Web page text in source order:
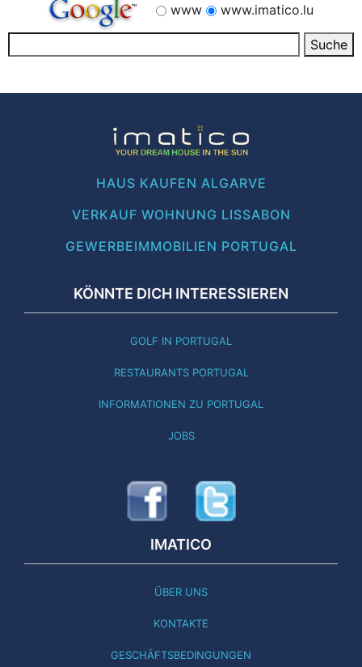
www
www.imatico.lu
HAUS KAUFEN ALGARVE
VERKAUF WOHNUNG LISSABON
GEWERBEIMMOBILIEN PORTUGAL
KÖNNTE DICH INTERESSIEREN
GOLF IN PORTUGAL
RESTAURANTS PORTUGAL
INFORMATIONEN ZU PORTUGAL
JOBS
IMATICO
ÜBER UNS
KONTAKTE
GESCHÄFTSBEDINGUNGEN